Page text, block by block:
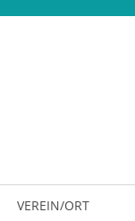
VEREIN/ORT